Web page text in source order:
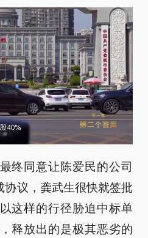
终同意让陈爱民的公司
协议，龚武生很快就签批
这样的行径胁迫中标单
释放出的是极其恶劣的